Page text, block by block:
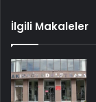
İlgili Makaleler